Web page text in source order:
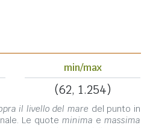
min/max
(62, 1.254)
il livello del mare del punto in
Le quote minima e massima